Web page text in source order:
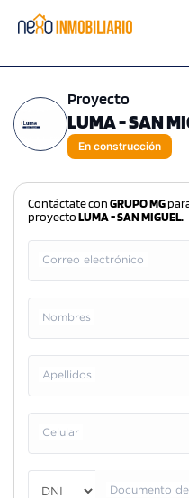
Proyecto
LUMA - SAN
En construcción
Contáctate conGRUPO MG
proyectoLUMA - SAN MIGUEL.
Correo electrónico
Nombres
Apellidos
Celular
Documento